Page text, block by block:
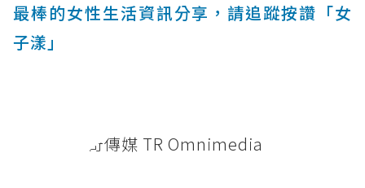
最棒的女性生活資訊分享，請追蹤按讚「女
子漾」